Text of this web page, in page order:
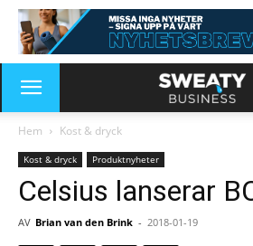
Hem Kost & dryck
Kost & dryck Produktnyheter
Celsius lanserar
AV Brian van den Brink - 2018-01-19